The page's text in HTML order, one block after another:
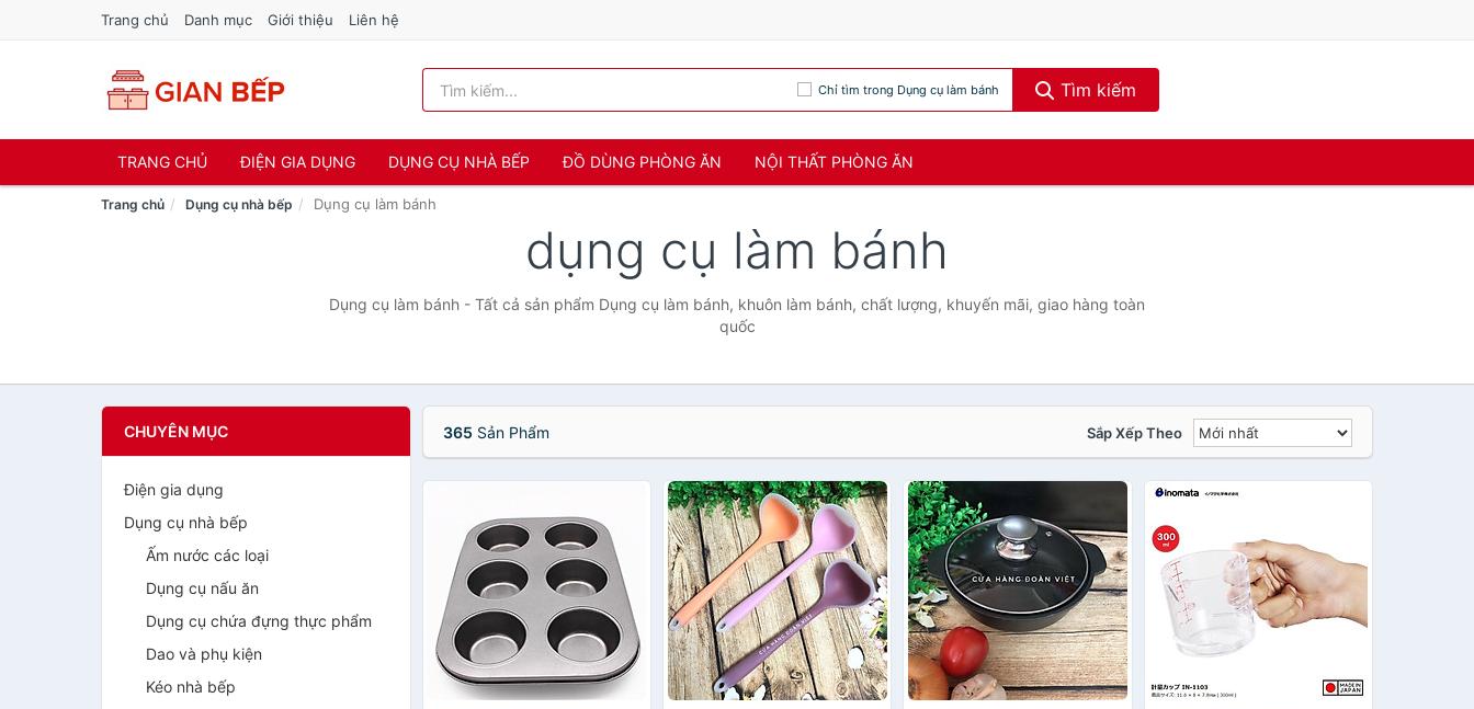
Trang chủ Danh mục Giới thiệu Liên hệ
Chỉ tìm trong Dụng cụ làm bánh Tìm kiếm
TRANG CHỦ ĐIỆN GIA DỤNG DỤNG CỤ NHÀ BẾP ĐỒ DÙNG PHÒNG ĂN NỘI THẤT PHÒNG ĂN
Trang chủ Dụng cụ nhà bếp Dụng cụ làm bánh
dụng cụ làm bánh
Dụng cụ làm bánh - Tất cả sản phẩm Dụng cụ làm bánh, khuôn làm bánh, chất lượng, khuyến mãi, giao hàng toàn
quốc
CHUYÊN MỤC
Điện gia dụng
Dụng cụ nhà bếp
Ấm nước các loại
Dụng cụ nấu ăn
Dụng cụ chứa đựng thực phẩm
Dao và phụ kiện
Kéo nhà bếp
365 Sản Phẩm Sắp Xếp Theo